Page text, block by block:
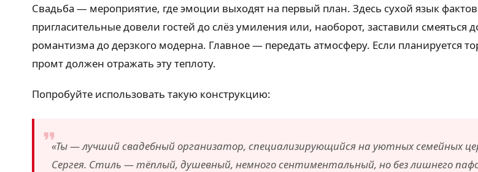
Свадьба — мероприятие, где эмоции выходят на первый план. Здесь сухой язык
пригласительные довели гостей до слёз умиления или, наоборот, заставили
романтизма до дерзкого модерна. Главное — передать атмосферу. Если планируется
промт должен отражать эту теплоту.
Попробуйте использовать такую конструкцию:
«Ты — лучший свадебный организатор, специализирующийся на уютных семейных
Сергея. Стиль — тёплый, душевный, немного сентиментальный, но без лишнего